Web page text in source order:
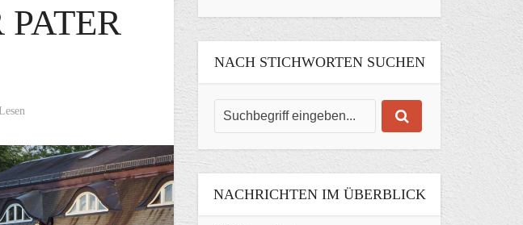
NACH STICHWORTEN SUCHEN
NACHRICHTEN IM ÜBERBLICK